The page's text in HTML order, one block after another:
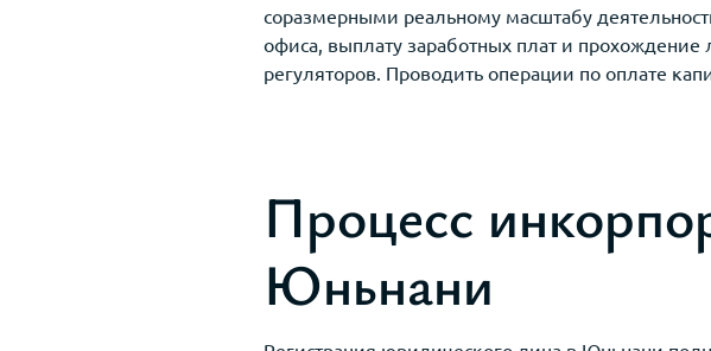
соразмерными реальному масштабу
офиса, выплату заработных плат и
регуляторов. Проводить операции по оплате
Процесс
Юньнани